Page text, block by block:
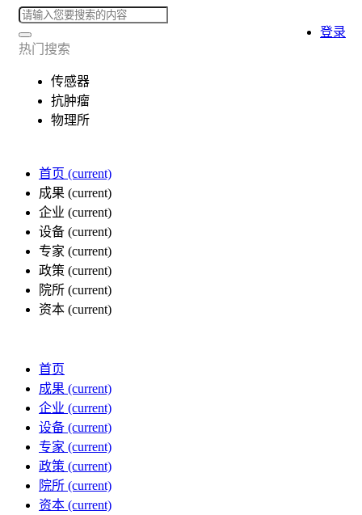
热门搜索
传感器
抗肿瘤
物理所
首页 (current)
成果 (current)
企业 (current)
设备 (current)
专家 (current)
政策 (current)
院所 (current)
资本 (current)
登录
首页
成果 (current)
企业 (current)
设备 (current)
专家 (current)
政策 (current)
院所 (current)
资本 (current)